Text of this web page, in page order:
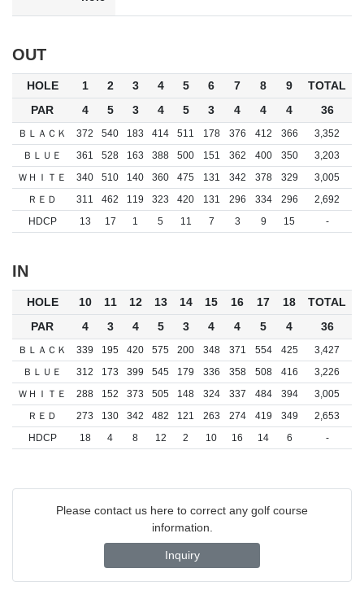
OUT
HOLE 1 2 3 4 5 6 7 8 9
TOTAL
PAR
4 5 3 4 5 3 4 4 4 36
ＢＬＡＣＫ 372 540 183 414 511 178 376 412 366
3,352
ＢＬＵＥ
361 528 163 388 500 151 362 400 350
3,203
ＷＨＩＴＥ
340 510 140 360 475 131 342 378 329
3,005
ＲＥＤ
311 462 119 323 420 131 296 334 296
2,692
HDCP
13 17 1 5 11 7 3 9 15 -
IN
HOLE 10 11 12 13 14 15 16 17 18
TOTAL
PAR
4 3 4 5 3 4 4 5 4 36
ＢＬＡＣＫ 339 195 420 575 200 348 371 554 425
3,427
ＢＬＵＥ
312 173 399 545 179 336 358 508 416
3,226
ＷＨＩＴＥ
288 152 373 505 148 324 337 484 394
3,005
ＲＥＤ
273 130 342 482 121 263 274 419 349
2,653
HDCP
18 4 8 12 2 10 16 14 6 -
Please contact us here to correct any golf course
information.
Inquiry